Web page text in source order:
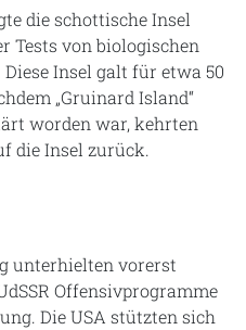
die schottische Insel
Tests von biologischen
Insel galt für etwa 50
„Gruinard Island“
worden war, kehrten
die Insel zurück.
unterhielten vorerst
Offensivprogramme
Die USA stützten sich